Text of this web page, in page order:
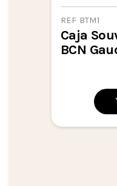
REF BTM1
Caja
BCN